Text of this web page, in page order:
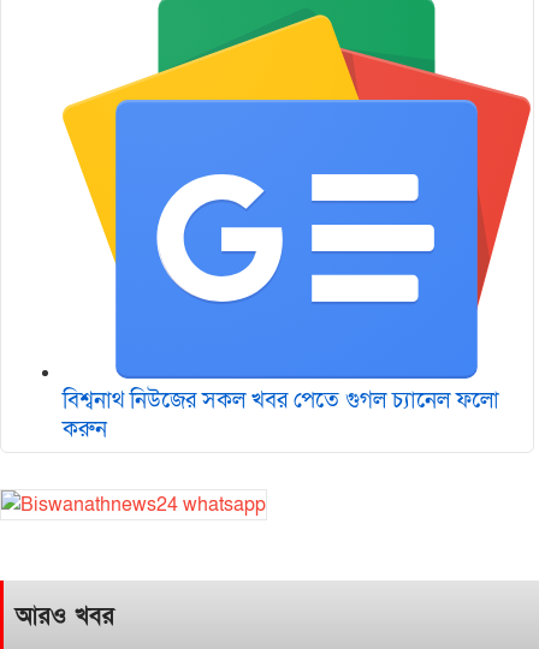
বিশ্বনাথ নিউজের সকল খবর পেতে গুগল চ‌্যানেল ফলো
করুন
আরও খবর